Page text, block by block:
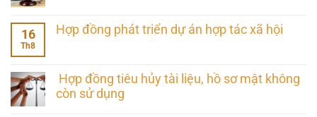
16
Th8
Hợp đồng phát triển dự án hợp tác xã hội
Hợp đồng tiêu hủy tài liệu, hồ sơ mật không
còn sử dụng